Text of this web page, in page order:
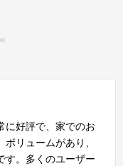
に好評で、家でのお
リュームがあり、
す。多くのユーザー